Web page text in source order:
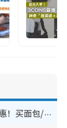
长者优惠｜OK便利店推乐悠咭优惠！买面包/牛奶/保健品拍卡即减